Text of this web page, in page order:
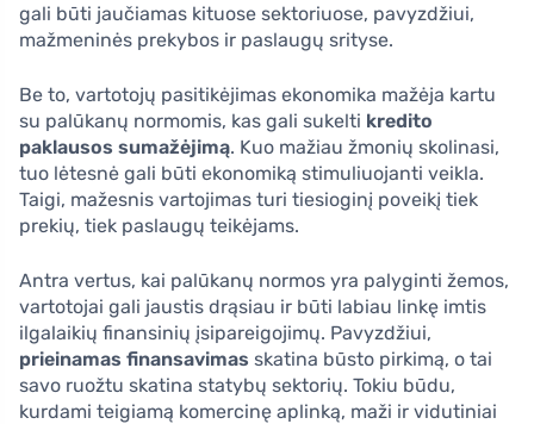
gali būti jaučiamas kituose sektoriuose, pavyzdžiui,
mažmeninės prekybos ir paslaugų srityse.
Be to, vartotojų pasitikėjimas ekonomika mažėja kartu
su palūkanų normomis, kas gali sukelti kredito
paklausos sumažėjimą. Kuo mažiau žmonių skolinasi,
tuo lėtesnė gali būti ekonomiką stimuliuojanti veikla.
Taigi, mažesnis vartojimas turi tiesioginį poveikį tiek
prekių, tiek paslaugų teikėjams.
Antra vertus, kai palūkanų normos yra palyginti žemos,
vartotojai gali jaustis drąsiau ir būti labiau linkę imtis
ilgalaikių finansinių įsipareigojimų. Pavyzdžiui,
prieinamas finansavimas skatina būsto pirkimą, o tai
savo ruožtu skatina statybų sektorių. Tokiu būdu,
kurdami teigiamą komercinę aplinką, maži ir vidutiniai